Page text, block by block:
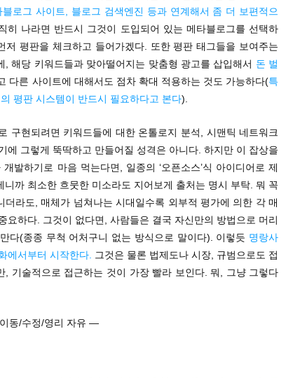
블로그 사이트, 블로그 검색엔진 등과 연계해서 좀 더 보편적으
히 나라면 반드시 그것이 도입되어 있는 메타블로그를 선택하
저 평판을 체크하고 들어가겠다. 또한 평판 태그들을 보여주는
, 해당 키워드들과 맞아떨어지는 맞춤형 광고를 삽입해서 돈 벌
다른 사이트에 대해서도 점차 확대 적용하는 것도 가능하다(특
평판 시스템이 반드시 필요하다고 본다).
구현되려면 키워드들에 대한 온톨로지 분석, 시맨틱 네트워크
에 그렇게 뚝딱하고 만들어질 성격은 아니다. 하지만 이 잡상을
발하기로 마음 먹는다면, 일종의 ‘오픈소스’식 아이디어로 제
까 최소한 흐뭇한 미소라도 지어보게 출처는 명시 부탁. 뭐 꼭
더라도, 매체가 넘쳐나는 시대일수록 외부적 평가에 의한 각 매
요하다. 그것이 없다면, 사람들은 결국 자신만의 방법으로 머리
다(종종 무척 어처구니 없는 방식으로 말이다). 이렇듯 명랑사
에서부터 시작한다.
그것은 물론 법제도나 시장, 규범으로도 접
, 기술적으로 접근하는 것이 가장 빨라 보인다. 뭐, 그냥 그렇다
동/수정/영리 자유 —